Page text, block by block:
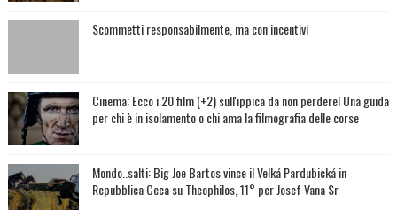
Scommetti responsabilmente, ma con incentivi
Cinema: Ecco i 20 film (+2) sull'ippica da non perdere! Una guida
per chi è in isolamento o chi ama la filmografia delle corse
Mondo..salti: Big Joe Bartos vince il Velká Pardubická in
Repubblica Ceca su Theophilos, 11° per Josef Vana Sr